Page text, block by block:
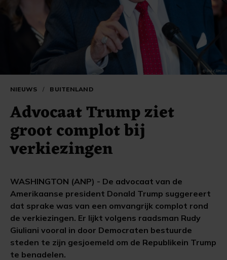
NIEUWS / BUITENLAND
Advocaat Trump ziet
groot complot bij
verkiezingen
WASHINGTON (ANP) - De advocaat van de
Amerikaanse president Donald Trump suggereert
dat sprake was van een omvangrijk complot rond
de verkiezingen. Er lijkt volgens raadsman Rudy
Giuliani vooral in door Democraten bestuurde
steden te zijn gesjoemeld om de Republikein Trump
te benadelen.